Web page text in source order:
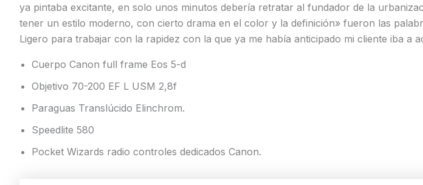
ya pintaba excitante, en solo unos minutos debería retratar al fundador de la
tener un estilo moderno, con cierto drama en el color y la definición» fueron las
Ligero para trabajar con la rapidez con la que ya me había anticipado mi cliente iba a
Cuerpo Canon full frame Eos 5-d
Objetivo 70-200 EF L USM 2,8f
Paraguas Translúcido Elinchrom.
Speedlite 580
Pocket Wizards radio controles dedicados Canon.